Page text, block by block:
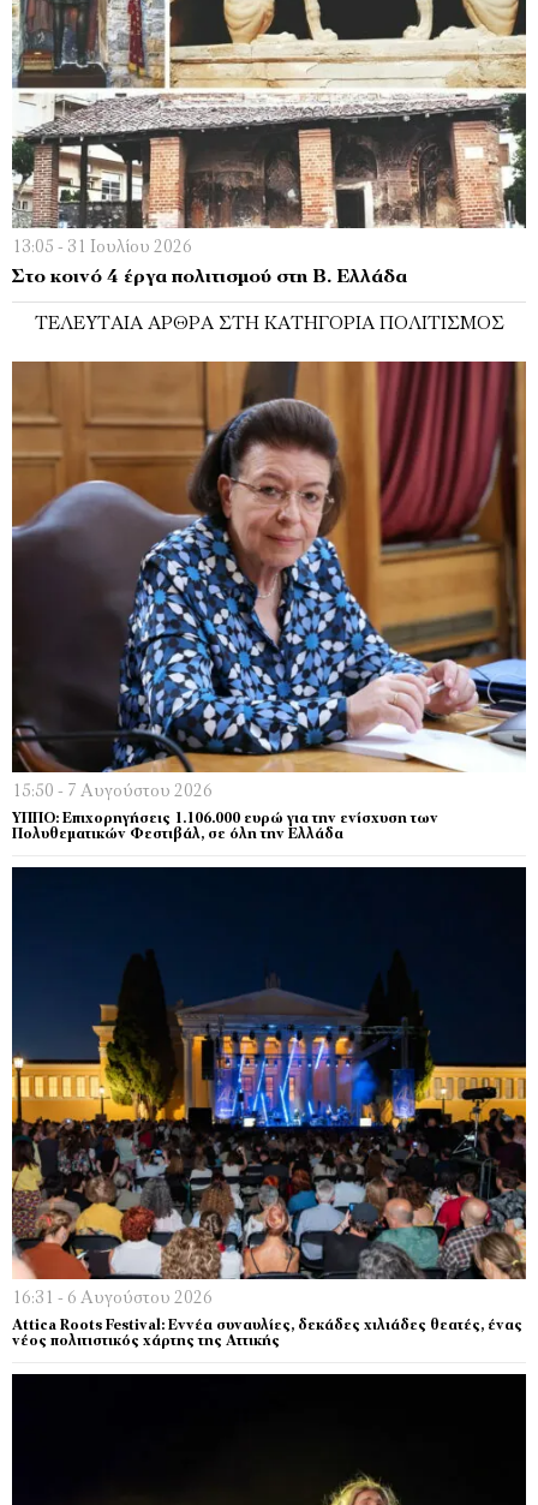
13:05 - 31 Ιουλίου 2026
Στο κοινό 4 έργα πολιτισμού στη Β. Ελλάδα
ΤΕΛΕΥΤΑΊΑ ΆΡΘΡΑ ΣΤΗ ΚΑΤΗΓΟΡΊΑ ΠΟΛΙΤΙΣΜΌΣ
15:50 - 7 Αυγούστου 2026
ΥΠΠΟ: Επιχορηγήσεις 1.106.000 ευρώ για την ενίσχυση των
Πολυθεματικών Φεστιβάλ, σε όλη την Ελλάδα
16:31 - 6 Αυγούστου 2026
Attica Roots Festival: Εννέα συναυλίες, δεκάδες χιλιάδες θεατές, ένας
νέος πολιτιστικός χάρτης της Αττικής